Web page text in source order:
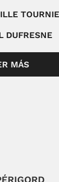
DUFRESNE
MÁS